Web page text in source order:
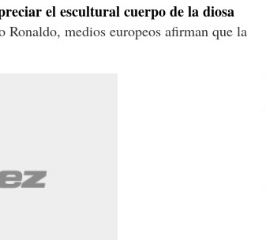
el escultural cuerpo de la diosa
Ronaldo, medios europeos afirman que la